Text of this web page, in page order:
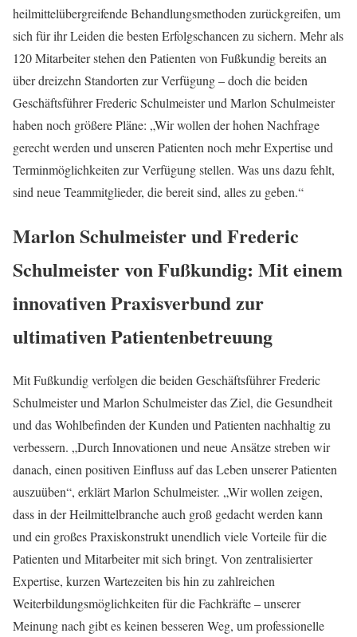
heilmittelübergreifende Behandlungsmethoden zurückgreifen, um
sich für ihr Leiden die besten Erfolgschancen zu sichern. Mehr als
120 Mitarbeiter stehen den Patienten von Fußkundig bereits an
über dreizehn Standorten zur Verfügung – doch die beiden
Geschäftsführer Frederic Schulmeister und Marlon Schulmeister
haben noch größere Pläne: „Wir wollen der hohen Nachfrage
gerecht werden und unseren Patienten noch mehr Expertise und
Terminmöglichkeiten zur Verfügung stellen. Was uns dazu fehlt,
sind neue Teammitglieder, die bereit sind, alles zu geben.“
Marlon Schulmeister und Frederic
Schulmeister von Fußkundig: Mit einem
innovativen Praxisverbund zur
ultimativen Patientenbetreuung
Mit Fußkundig verfolgen die beiden Geschäftsführer Frederic
Schulmeister und Marlon Schulmeister das Ziel, die Gesundheit
und das Wohlbefinden der Kunden und Patienten nachhaltig zu
verbessern. „Durch Innovationen und neue Ansätze streben wir
danach, einen positiven Einfluss auf das Leben unserer Patienten
auszuüben“, erklärt Marlon Schulmeister. „Wir wollen zeigen,
dass in der Heilmittelbranche auch groß gedacht werden kann
und ein großes Praxiskonstrukt unendlich viele Vorteile für die
Patienten und Mitarbeiter mit sich bringt. Von zentralisierter
Expertise, kurzen Wartezeiten bis hin zu zahlreichen
Weiterbildungsmöglichkeiten für die Fachkräfte – unserer
Meinung nach gibt es keinen besseren Weg, um professionelle